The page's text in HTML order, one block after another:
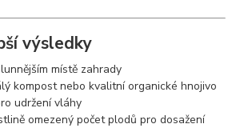
výsledky
místě zahrady
kompost nebo kvalitní organické hnojivo
udržení vláhy
omezený počet plodů pro dosažení